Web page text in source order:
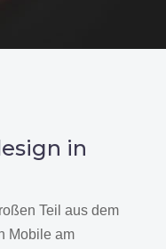
in
Teil aus dem
Mobile am